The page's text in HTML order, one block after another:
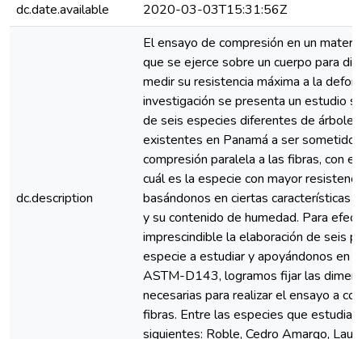
dc.date.available
2020-03-03T15:31:56Z
dc.description
El ensayo de compresión en un
que se ejerce sobre un cuerpo para
medir su resistencia máxima a la
investigación se presenta un estudio
de seis especies diferentes de
existentes en Panamá a ser
compresión paralela a las fibras, con
cuál es la especie con mayor
basándonos en ciertas características
y su contenido de humedad. Para
imprescindible la elaboración de seis
especie a estudiar y apoyándonos en
ASTM-D143, logramos fijar las
necesarias para realizar el ensayo a
fibras. Entre las especies que
siguientes: Roble, Cedro Amargo,